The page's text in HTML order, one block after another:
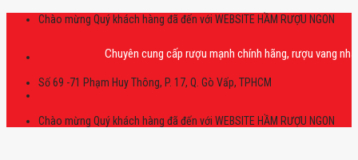
Skip
Chào mừng Quý khách hàng đã đến với WEBSITE HẦM RƯỢU NGON
Chuyên cung cấp rượu mạnh chính hãng, rượu vang nhập
Số 69 -71 Phạm Huy Thông, P. 17, Q. Gò Vấp, TPHCM
Chào mừng Quý khách hàng đã đến với WEBSITE HẦM RƯỢU NGON